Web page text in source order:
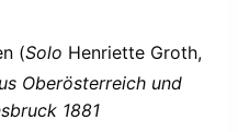
(Solo Henriette Groth,
Oberösterreich und
1881